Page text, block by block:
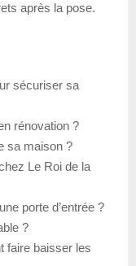
après la pose.
sécuriser sa
rénovation ?
sa maison ?
Le Roi de la
porte d’entrée ?
?
faire baisser les